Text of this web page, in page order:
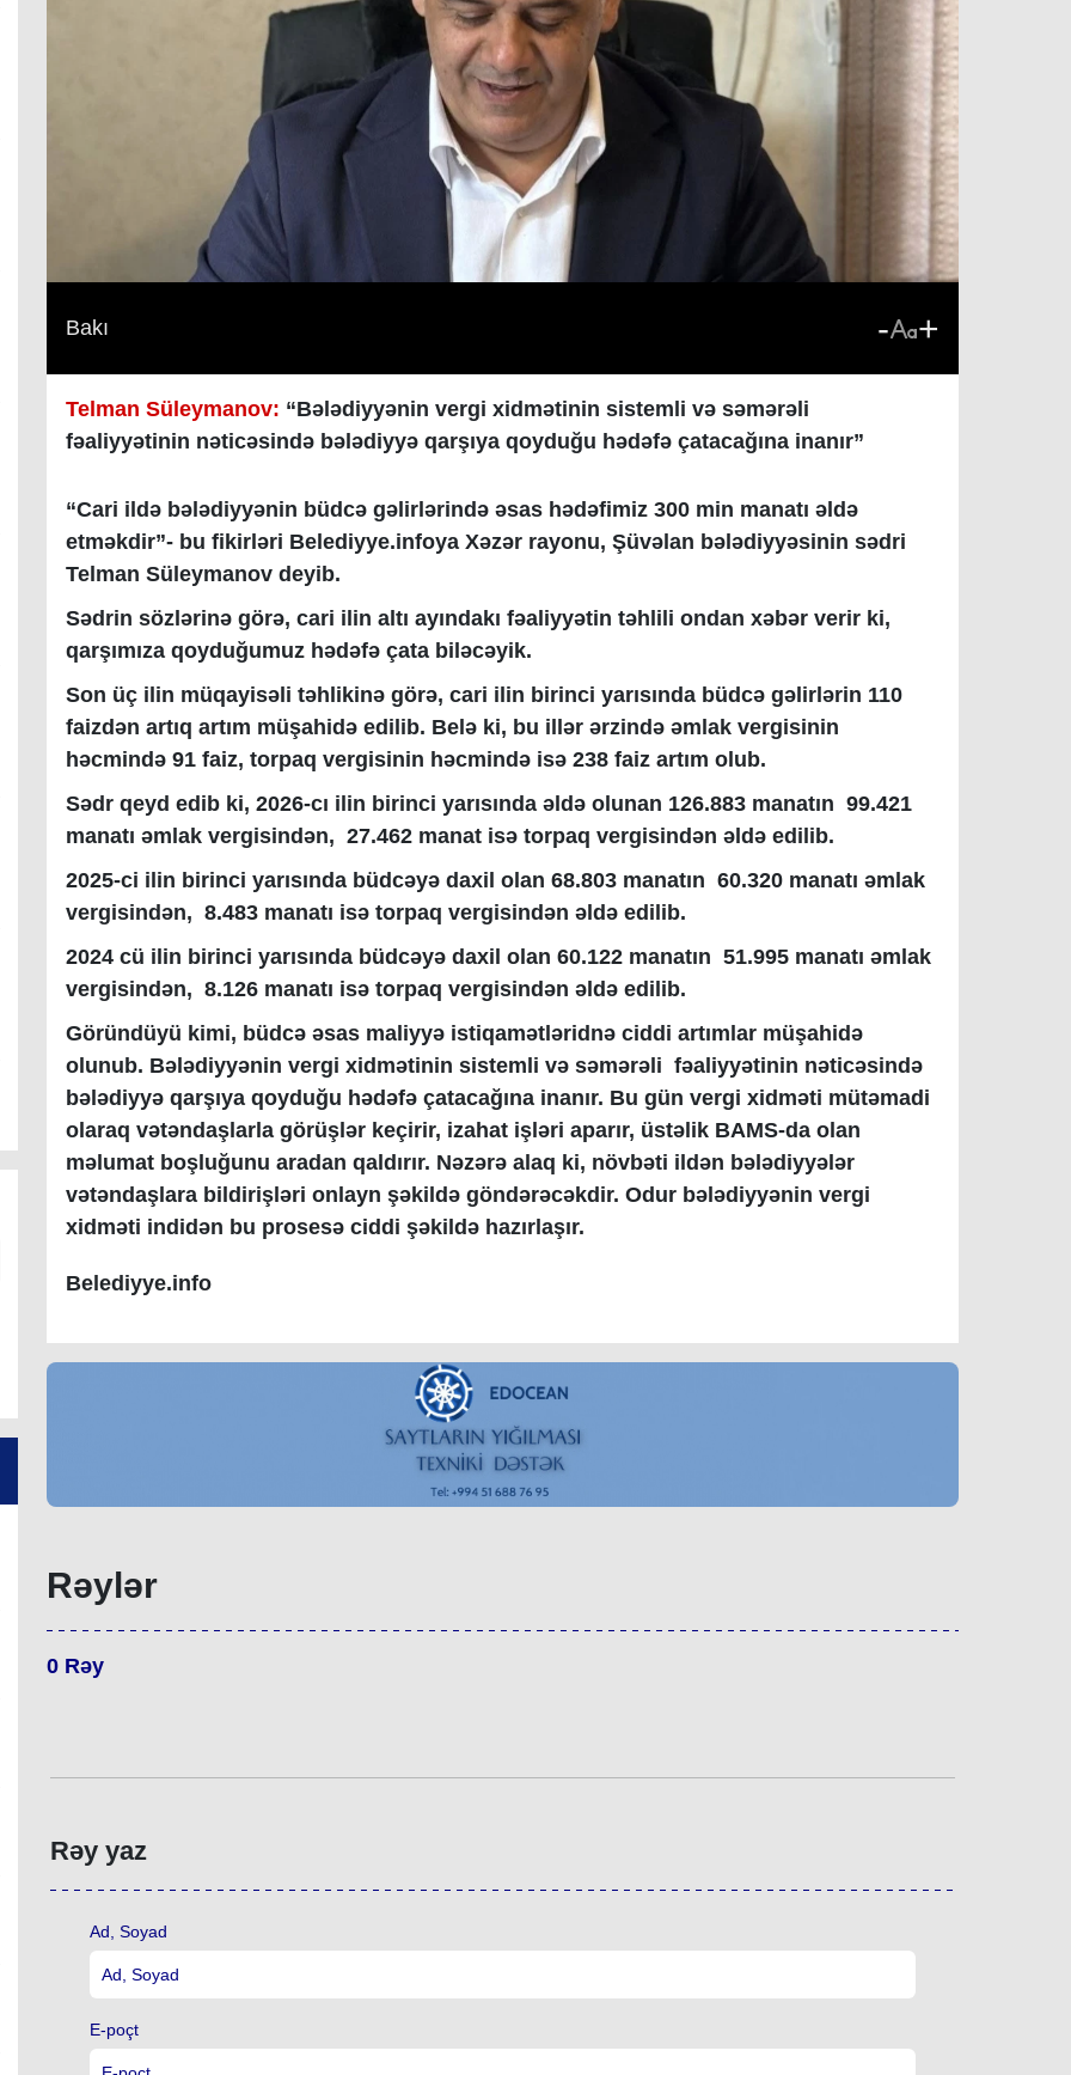
Bakı - +
Telman Süleymanov: “Bələdiyyənin vergi xidmətinin sistemli və səmərəli
fəaliyyətinin nəticəsində bələdiyyə qarşıya qoyduğu hədəfə çatacağına inanır”
“Cari ildə bələdiyyənin büdcə gəlirlərində əsas hədəfimiz 300 min manatı əldə
etməkdir”- bu fikirləri Belediyye.infoya Xəzər rayonu, Şüvəlan bələdiyyəsinin sədri
Telman Süleymanov deyib.
Sədrin sözlərinə görə, cari ilin altı ayındakı fəaliyyətin təhlili ondan xəbər verir ki,
qarşımıza qoyduğumuz hədəfə çata biləcəyik.
Son üç ilin müqayisəli təhlikinə görə, cari ilin birinci yarısında büdcə gəlirlərin 110
faizdən artıq artım müşahidə edilib. Belə ki, bu illər ərzində əmlak vergisinin
həcmində 91 faiz, torpaq vergisinin həcmində isə 238 faiz artım olub.
Sədr qeyd edib ki, 2026-cı ilin birinci yarısında əldə olunan 126.883 manatın 99.421
manatı əmlak vergisindən, 27.462 manat isə torpaq vergisindən əldə edilib.
2025-ci ilin birinci yarısında büdcəyə daxil olan 68.803 manatın 60.320 manatı əmlak
vergisindən, 8.483 manatı isə torpaq vergisindən əldə edilib.
2024 cü ilin birinci yarısında büdcəyə daxil olan 60.122 manatın 51.995 manatı əmlak
vergisindən, 8.126 manatı isə torpaq vergisindən əldə edilib.
Göründüyü kimi, büdcə əsas maliyyə istiqamətləridnə ciddi artımlar müşahidə
olunub. Bələdiyyənin vergi xidmətinin sistemli və səmərəli fəaliyyətinin nəticəsində
bələdiyyə qarşıya qoyduğu hədəfə çatacağına inanır. Bu gün vergi xidməti mütəmadi
olaraq vətəndaşlarla görüşlər keçirir, izahat işləri aparır, üstəlik BAMS-da olan
məlumat boşluğunu aradan qaldırır. Nəzərə alaq ki, növbəti ildən bələdiyyələr
vətəndaşlara bildirişləri onlayn şəkildə göndərəcəkdir. Odur bələdiyyənin vergi
xidməti indidən bu prosesə ciddi şəkildə hazırlaşır.
Belediyye.info
Rəylər
0 Rəy
Rəy yaz
Ad, Soyad
E-poçt